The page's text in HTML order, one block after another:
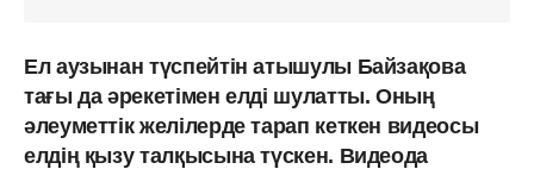
Ел аузынан түспейтін атышулы Байзақова
тағы да әрекетімен елді шулатты. Оның
әлеуметтік желілерде тарап кеткен видеосы
елдің қызу талқысына түскен. Видеода